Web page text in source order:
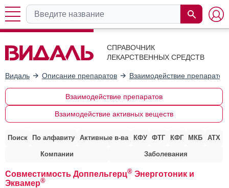
СПРАВОЧНИК
ЛЕКАРСТВЕННЫХ СРЕДСТВ
Видаль Описание препаратов Взаимодействие препаратов
Взаимодействие препаратов
Взаимодействие активных веществ
Поиск По алфавиту Активные в-ва КФУ ФТГ КФГ МКБ АТХ
Компании Заболевания
Совместимость Доппельгерц® Энерготоник и
Эквамер®